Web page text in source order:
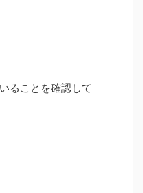
ることを確認して